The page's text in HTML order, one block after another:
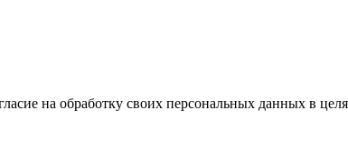
на обработку своих персональных данных в